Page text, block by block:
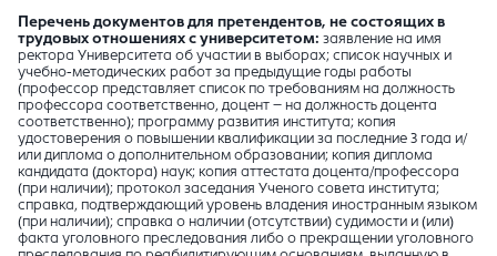
Перечень документов для претендентов, не состоящих в
трудовых отношениях с университетом: заявление на имя
ректора Университета об участии в выборах; список научных и
учебно-методических работ за предыдущие годы работы
(профессор представляет список по требованиям на должность
профессора соответственно, доцент – на должность доцента
соответственно); программу развития института; копия
удостоверения о повышении квалификации за последние 3 года и/
или диплома о дополнительном образовании; копия диплома
кандидата (доктора) наук; копия аттестата доцента/профессора
(при наличии); протокол заседания Ученого совета института;
справка, подтверждающий уровень владения иностранным языком
(при наличии); справка о наличии (отсутствии) судимости и (или)
факта уголовного преследования либо о прекращении уголовного